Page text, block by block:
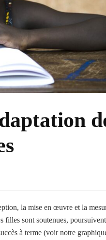
la mise en œuvre et la
filles sont soutenues,
à terme (voir notre